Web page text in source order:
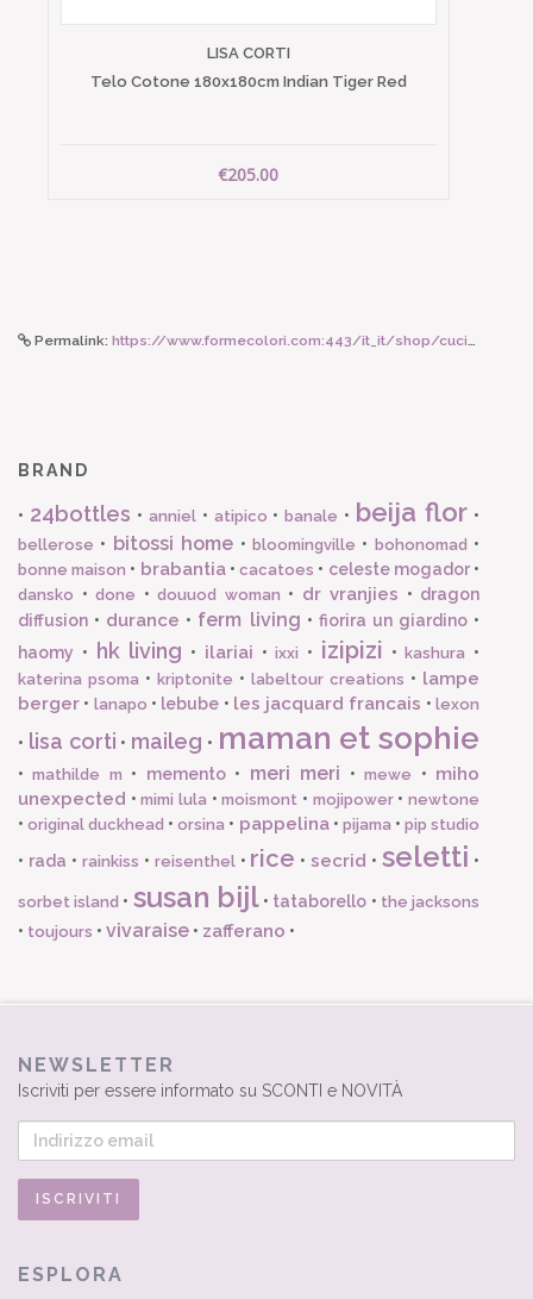
LISA CORTI
Telo Cotone 180x180cm Indian Tiger Red
€205.00
Permalink: https://www.formecolori.com:443/it_it/shop/cucina/utensili_e_accessori/brabantia_colino_in_acciaio_inox_o_125_mm/4316
BRAND
• 24bottles • anniel• atipico •banale • beija flor •
bellerose • bitossi home • bloomingville • bohonomad •
bonne maison • brabantia•cacatoes • celeste mogador•
dansko • done • douuod woman • dr vranjies • dragon
diffusion • durance • ferm living • fiorira un giardino•
haomy • hk living • ilariai •ixxi • izipizi •kashura •
katerina psoma • kriptonite • labeltour creations • lampe
berger • lanapo • lebube • les jacquard francais •lexon
• lisa corti • maileg • maman et sophie
•mathilde m • memento• meri meri •mewe • miho
unexpected •mimi lula •moismont • mojipower•newtone
•original duckhead •orsina • pappelina• pijama • pip studio
• rada • rainkiss • reisenthel• rice •secrid •seletti •
sorbet island • susan bijl• tataborello • the jacksons
• toujours • vivaraise • zafferano •
NEWSLETTER
Iscriviti per essere informato su SCONTI e NOVITÀ
ESPLORA